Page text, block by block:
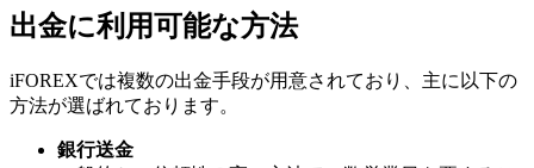
出金に利用可能な方法
iFOREXでは複数の出金手段が用意されており、主に以下の
方法が選ばれております。
銀行送金